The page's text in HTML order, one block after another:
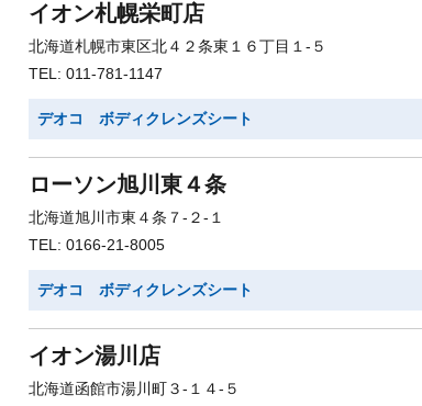
イオン札幌栄町店
北海道札幌市東区北４２条東１６丁目１-５
TEL: 011-781-1147
デオコ ボディクレンズシート
ローソン旭川東４条
北海道旭川市東４条７-２-１
TEL: 0166-21-8005
デオコ ボディクレンズシート
イオン湯川店
北海道函館市湯川町３-１４-５